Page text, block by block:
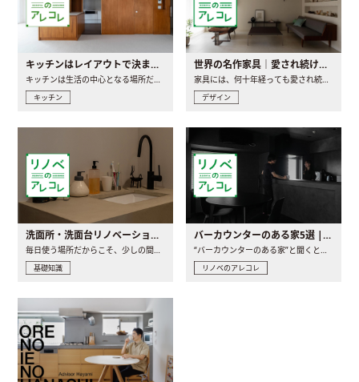
キッチンはレイアウトで決まる。後悔しないための考え方と選び方
キッチンは生活の中心となる場所だからこそ、家の中のどこに置..
キッチン
世界の名作家具｜愛され続ける理由と一生モノとの出会い方
家具には、何十年経っても愛され続ける「名作」と呼ばれるもの..
デザイン
洗面所・洗面台リノベーションの事例と間取りアイデア
基礎知識
バーカウンターのある家5選 | 日常に馴染む“距離の近い”キッチンとは
リノベのアレコレ